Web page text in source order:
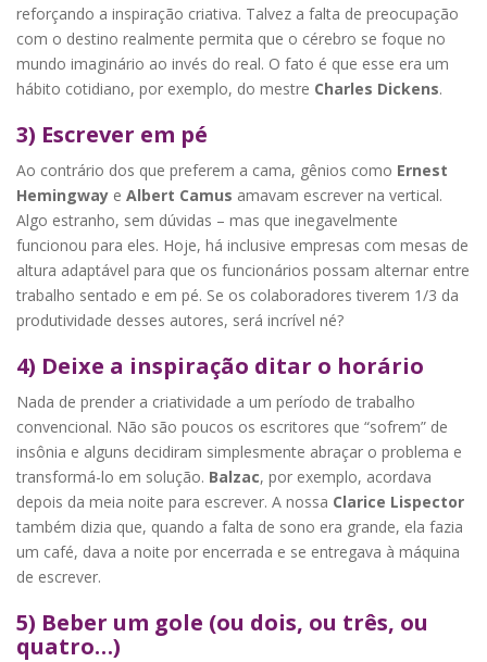
reforçando a inspiração criativa. Talvez a falta de preocupação
com o destino realmente permita que o cérebro se foque no
mundo imaginário ao invés do real. O fato é que esse era um
hábito cotidiano, por exemplo, do mestre Charles Dickens.
3) Escrever em pé
Ao contrário dos que preferem a cama, gênios como Ernest
Hemingway e Albert Camus amavam escrever na vertical.
Algo estranho, sem dúvidas – mas que inegavelmente
funcionou para eles. Hoje, há inclusive empresas com mesas de
altura adaptável para que os funcionários possam alternar entre
trabalho sentado e em pé. Se os colaboradores tiverem 1/3 da
produtividade desses autores, será incrível né?
4) Deixe a inspiração ditar o horário
Nada de prender a criatividade a um período de trabalho
convencional. Não são poucos os escritores que “sofrem” de
insônia e alguns decidiram simplesmente abraçar o problema e
transformá-lo em solução. Balzac, por exemplo, acordava
depois da meia noite para escrever. A nossa Clarice Lispector
também dizia que, quando a falta de sono era grande, ela fazia
um café, dava a noite por encerrada e se entregava à máquina
de escrever.
5) Beber um gole (ou dois, ou três, ou
quatro…)